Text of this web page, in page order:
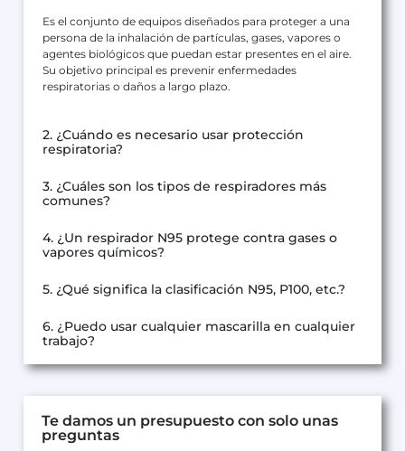
Es el conjunto de equipos diseñados para proteger a una
persona de la inhalación de partículas, gases, vapores o
agentes biológicos que puedan estar presentes en el aire.
Su objetivo principal es prevenir enfermedades
respiratorias o daños a largo plazo.
2. ¿Cuándo es necesario usar protección
respiratoria?
3. ¿Cuáles son los tipos de respiradores más
comunes?
4. ¿Un respirador N95 protege contra gases o
vapores químicos?
5. ¿Qué significa la clasificación N95, P100, etc.?
6. ¿Puedo usar cualquier mascarilla en cualquier
trabajo?
Te damos un presupuesto con solo unas
preguntas